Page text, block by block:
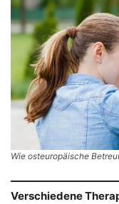
Wie osteuropäische
Verschiedene